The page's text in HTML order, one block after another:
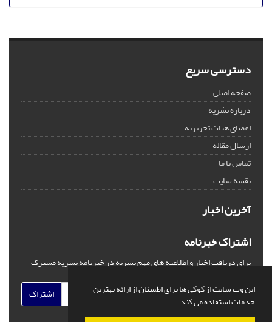
این وب سایت از کوکی ها برای اطمینان از ارائه بهترین
خدمات استفاده می کند.
دسترسی سریع
صفحه اصلی
درباره نشریه
اعضای هیات تحریریه
ارسال مقاله
تماس با ما
نقشه سایت
آخرین اخبار
اشتراک خبرنامه
برای دریافت اخبار و اطلاعیه های مهم نشریه در خبرنامه نشریه مشترک
اشتراک